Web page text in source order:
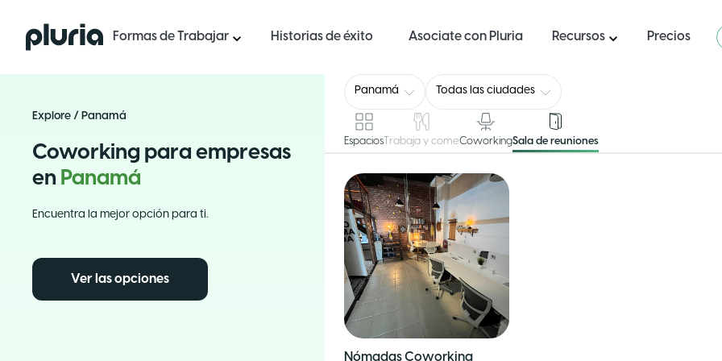
Logo Pluria Formas de Trabajar Historias de éxito Asociate con Pluria Recursos Precios
Explore / Panamá
Coworking para empresas
en Panamá
Encuentra la mejor opción para ti.
Ver las opciones
Panamá Todas las ciudades
Espacios Trabaja y comeCoworkingSala de reuniones
Nómadas Coworking